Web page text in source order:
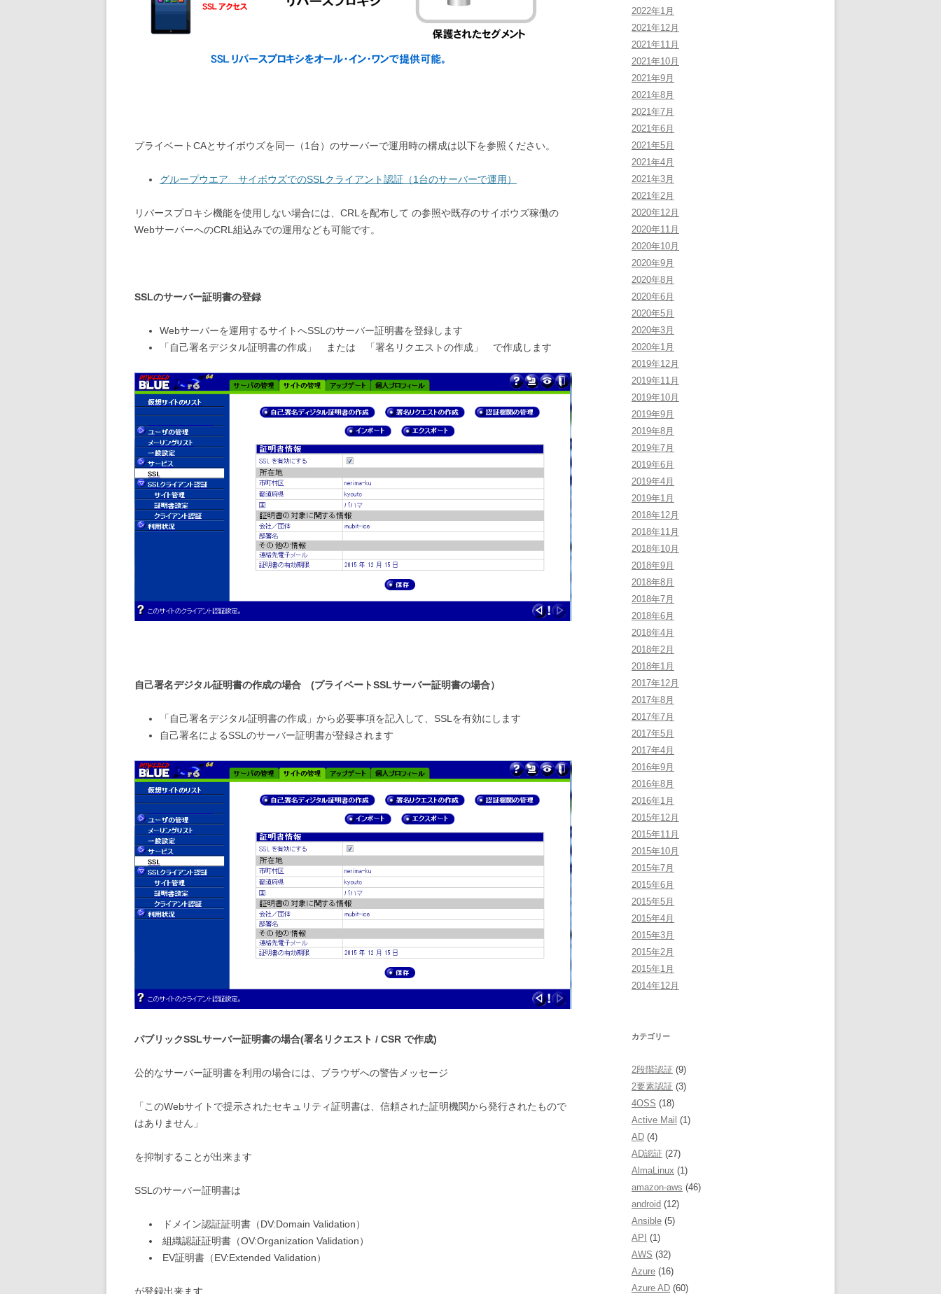
プライベートCAとサイボウズを同一（1台）のサーバーで運用時の構成は以下を参照ください。
グループウエア サイボウズでのSSLクライアント認証（1台のサーバーで運用）
リバースプロキシ機能を使用しない場合には、CRLを配布して の参照や既存のサイボウズ稼働の
WebサーバーへのCRL組込みでの運用なども可能です。
SSLのサーバー証明書の登録
Webサーバーを運用するサイトへSSLのサーバー証明書を登録します
「自己署名デジタル証明書の作成」 または 「署名リクエストの作成」 で作成します
自己署名デジタル証明書の作成の場合 (プライベートSSLサーバー証明書の場合）
「自己署名デジタル証明書の作成」から必要事項を記入して、SSLを有効にします
自己署名によるSSLのサーバー証明書が登録されます
パブリックSSLサーバー証明書の場合(署名リクエスト / CSR で作成)
公的なサーバー証明書を利用の場合には、ブラウザへの警告メッセージ
「このWebサイトで提示されたセキュリティ証明書は、信頼された証明機関から発行されたもので
はありません」
を抑制することが出来ます
SSLのサーバー証明書は
ドメイン認証証明書（DV:Domain Validation）
組織認証証明書（OV:Organization Validation）
EV証明書（EV:Extended Validation）
が登録出来ます
2022年1月
2021年12月
2021年11月
2021年10月
2021年9月
2021年8月
2021年7月
2021年6月
2021年5月
2021年4月
2021年3月
2021年2月
2020年12月
2020年11月
2020年10月
2020年9月
2020年8月
2020年6月
2020年5月
2020年3月
2020年1月
2019年12月
2019年11月
2019年10月
2019年9月
2019年8月
2019年7月
2019年6月
2019年4月
2019年1月
2018年12月
2018年11月
2018年10月
2018年9月
2018年8月
2018年7月
2018年6月
2018年4月
2018年2月
2018年1月
2017年12月
2017年8月
2017年7月
2017年5月
2017年4月
2016年9月
2016年8月
2016年1月
2015年12月
2015年11月
2015年10月
2015年7月
2015年6月
2015年5月
2015年4月
2015年3月
2015年2月
2015年1月
2014年12月
カテゴリー
2段階認証 (9)
2要素認証 (3)
4OSS (18)
Active Mail (1)
AD (4)
AD認証 (27)
AlmaLinux (1)
amazon-aws (46)
android (12)
Ansible (5)
API (1)
AWS (32)
Azure (16)
Azure AD (60)